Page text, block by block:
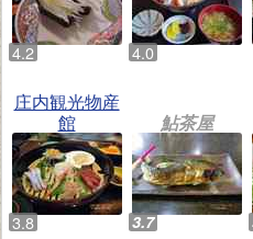
庄内観光物産
館
鮎茶屋